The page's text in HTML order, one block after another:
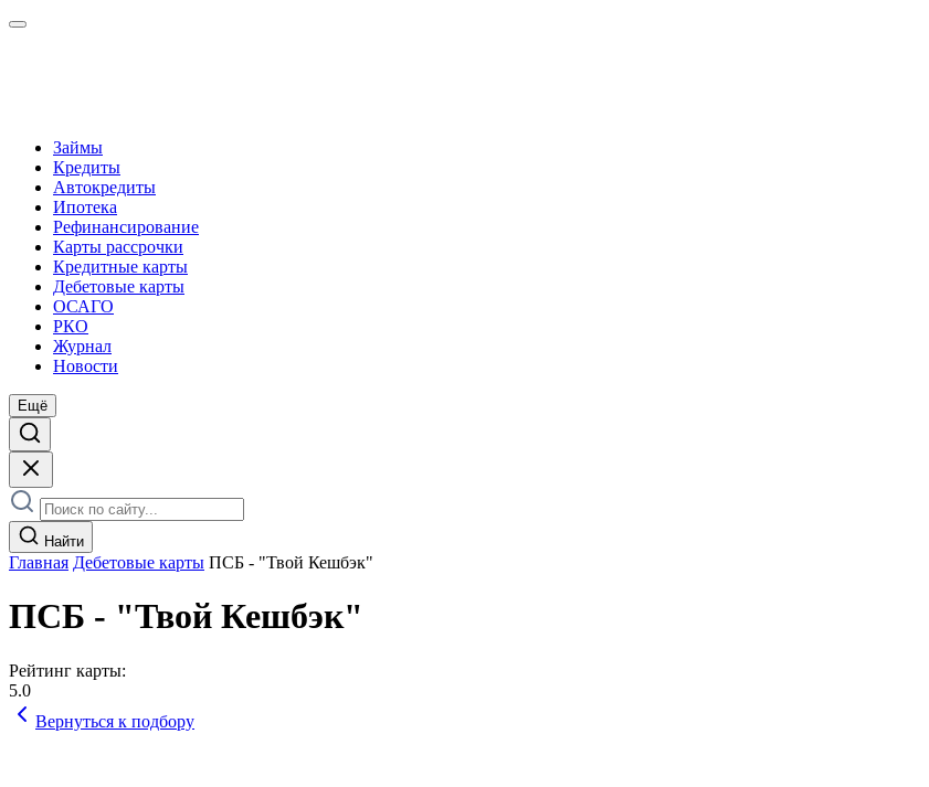
Займы
Кредиты
Автокредиты
Ипотека
Рефинансирование
Карты рассрочки
Кредитные карты
Дебетовые карты
ОСАГО
РКО
Журнал
Новости
Ещё
Найти
Главная Дебетовые карты ПСБ - "Твой Кешбэк"
ПСБ - "Твой Кешбэк"
Рейтинг карты:
5.0
Вернуться к подбору